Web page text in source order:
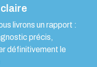
livrons un rapport :
précis,
définitivement le